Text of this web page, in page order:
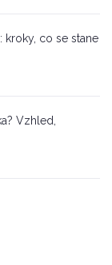
kroky, co se stane
Vzhled,